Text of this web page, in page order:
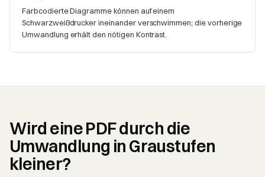
Farbcodierte Diagramme können auf einem
Schwarzweißdrucker ineinander verschwimmen; die vorherige
Umwandlung erhält den nötigen Kontrast.
Wird eine PDF durch die
Umwandlung in Graustufen
kleiner?